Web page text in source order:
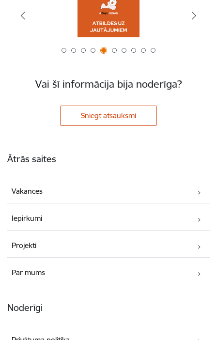
Vai šī informācija bija noderīga?
Sniegt atsauksmi
Ātrās saites
Vakances
Iepirkumi
Projekti
Par mums
Noderīgi